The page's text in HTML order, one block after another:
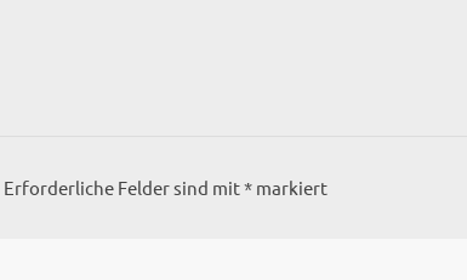
Erforderliche Felder sind mit* markiert